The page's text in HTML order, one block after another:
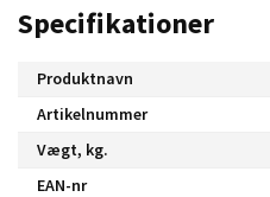
Specifikationer
Produktnavn
Artikelnummer
Vægt, kg.
EAN-nr